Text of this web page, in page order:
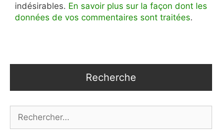
indésirables. En savoir plus sur la façon dont les
données de vos commentaires sont traitées.
Recherche